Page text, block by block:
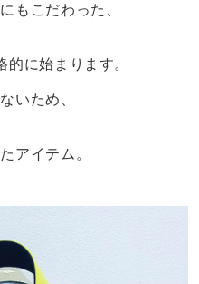
もこだわった、
に始まります。
いため、
アイテム。